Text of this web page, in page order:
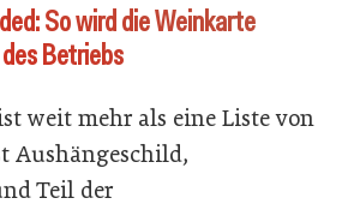
So wird die Weinkarte
Betriebs
weit mehr als eine Liste von
Aushängeschild,
Teil der